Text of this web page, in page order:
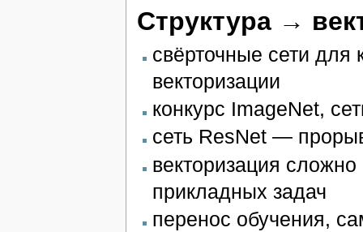
Структура →
свёрточные сети
векторизации
конкурс ImageNet,
сеть ResNet —
векторизация
прикладных задач
перенос обучения,